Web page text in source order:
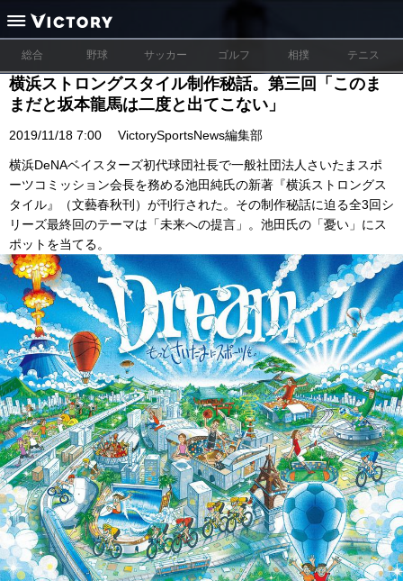
総合 野球 サッカー ゴルフ 相撲 テニス
横浜ストロングスタイル制作秘話。第三回「このま
まだと坂本龍馬は二度と出てこない」
2019/11/18 7:00 VictorySportsNews編集部
横浜DeNAベイスターズ初代球団社長で一般社団法人さいたまスポ
ーツコミッション会長を務める池田純氏の新著『横浜ストロングス
タイル』（文藝春秋刊）が刊行された。その制作秘話に迫る全3回シ
リーズ最終回のテーマは「未来への提言」。池田氏の「憂い」にス
ポットを当てる。